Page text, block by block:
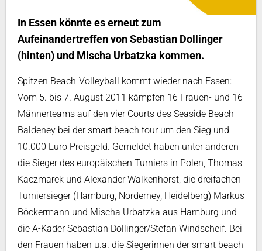
In Essen könnte es erneut zum
Aufeinandertreffen von Sebastian Dollinger
(hinten) und Mischa Urbatzka kommen.
Spitzen Beach-Volleyball kommt wieder nach Essen:
Vom 5. bis 7. August 2011 kämpfen 16 Frauen- und 16
Männerteams auf den vier Courts des Seaside Beach
Baldeney bei der smart beach tour um den Sieg und
10.000 Euro Preisgeld. Gemeldet haben unter anderen
die Sieger des europäischen Turniers in Polen, Thomas
Kaczmarek und Alexander Walkenhorst, die dreifachen
Turniersieger (Hamburg, Norderney, Heidelberg) Markus
Böckermann und Mischa Urbatzka aus Hamburg und
die A-Kader Sebastian Dollinger/Stefan Windscheif. Bei
den Frauen haben u.a. die Siegerinnen der smart beach